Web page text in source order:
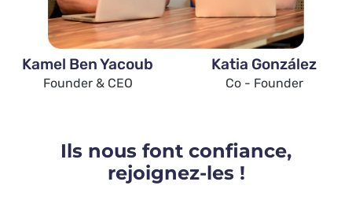
Kamel Ben Yacoub
Founder & CEO
Katia González
Co - Founder
Ils nous font confiance,
rejoignez-les !